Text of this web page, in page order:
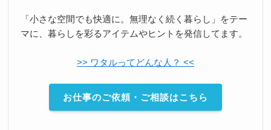
「小さな空間でも快適に。無理なく続く暮らし」をテー
マに、暮らしを彩るアイテムやヒントを発信してます。
>> ワタルってどんな人？ <<
お仕事のご依頼・ご相談はこちら